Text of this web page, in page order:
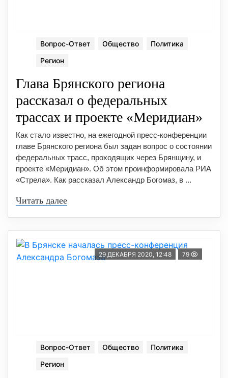
Вопрос-Ответ Общество
Политика
Регион
Глава Брянского региона
рассказал о федеральных
трассах и проекте «Меридиан»
Как стало известно, на ежегодной пресс-конференции
главе Брянского региона был задан вопрос о состоянии
федеральных трасс, проходящих через Брянщину, и
проекте «Меридиан». Об этом проинформировала РИА
«Стрела». Как рассказал Александр Богомаз, в ...
Читать далее
29 ДЕКАБРЯ 2020, 12:48 79
Вопрос-Ответ Общество
Политика
Регион